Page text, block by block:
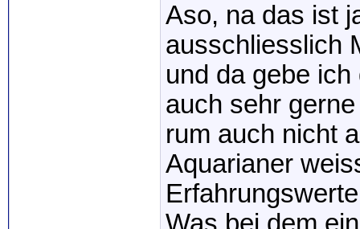
Aso, na das ist
ausschliesslich
und da gebe
auch sehr
rum auch nicht
Aquarianer